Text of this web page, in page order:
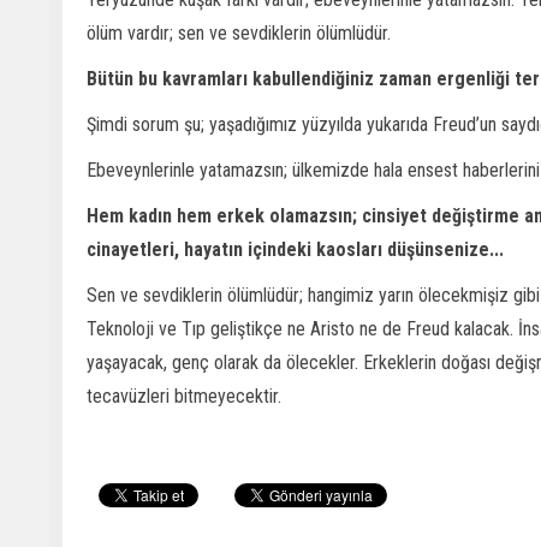
ölüm vardır; sen ve sevdiklerin ölümlüdür.
Bütün bu kavramları kabullendiğiniz zaman ergenliği
Şimdi sorum şu; yaşadığımız yüzyılda yukarıda Freud’un
Ebeveynlerinle yatamazsın; ülkemizde hala ensest
Hem kadın hem erkek olamazsın; cinsiyet değiştirme
cinayetleri, hayatın içindeki kaosları düşünsenize...
Sen ve sevdiklerin ölümlüdür; hangimiz yarın ölecekmişiz gibi
Teknoloji ve Tıp geliştikçe ne Aristo ne de Freud kalacak.
yaşayacak, genç olarak da ölecekler. Erkeklerin doğası
tecavüzleri bitmeyecektir.